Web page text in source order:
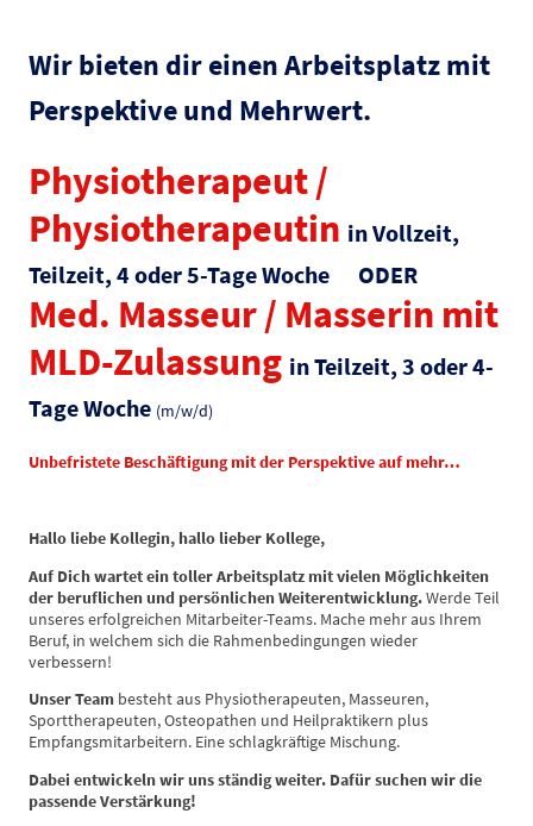
Wir bieten dir einen Arbeitsplatz mit
Perspektive und Mehrwert.
Physiotherapeut /
Physiotherapeutin in Vollzeit,
Teilzeit, 4 oder 5-Tage Woche ODER
Med. Masseur / Masserin mit
MLD-Zulassung in Teilzeit, 3 oder 4-
Tage Woche (m/w/d)
Unbefristete Beschäftigung mit der Perspektive auf mehr…
Hallo liebe Kollegin, hallo lieber Kollege,
Auf Dich wartet ein toller Arbeitsplatz mit vielen Möglichkeiten
der beruflichen und persönlichen Weiterentwicklung.Werde Teil
unseres erfolgreichen Mitarbeiter-Teams. Mache mehr aus Ihrem
Beruf, in welchem sich die Rahmenbedingungen wieder
verbessern!
Unser Team besteht aus Physiotherapeuten, Masseuren,
Sporttherapeuten, Osteopathen und Heilpraktikern plus
Empfangsmitarbeitern. Eine schlagkräftige Mischung.
Dabei entwickeln wir uns ständig weiter. Dafür suchen wir die
passende Verstärkung!